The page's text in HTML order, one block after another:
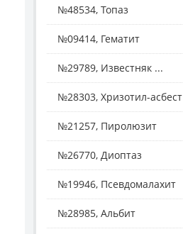
№48534, Топаз
№09414, Гематит
№29789, Известняк ...
№28303, Хризотил-асбест
№21257, Пиролюзит
№26770, Диоптаз
№19946, Псевдомалахит
№28985, Альбит